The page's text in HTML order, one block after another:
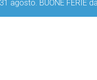
BUONE FERIE da